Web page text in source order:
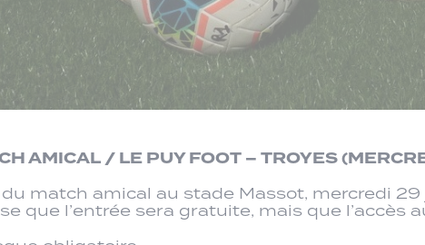
AMICAL / LE PUY FOOT – TROYES
du match amical au stade Massot, mercredi
que l’entrée sera gratuite, mais que l’accès